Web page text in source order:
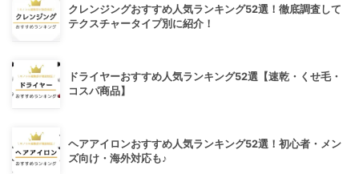
クレンジングおすすめ人気ランキング52選！徹底調査して
テクスチャータイプ別に紹介！
ドライヤーおすすめ人気ランキング52選【速乾・くせ毛・
コスパ商品】
ヘアアイロンおすすめ人気ランキング52選！初心者・メン
ズ向け・海外対応も♪